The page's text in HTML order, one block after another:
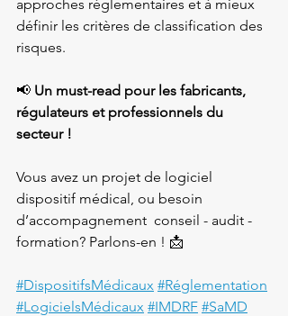
approches réglementaires et à mieux
définir les critères de classification des
risques.
📢 Un must-read pour les fabricants,
régulateurs et professionnels du
secteur !
Vous avez un projet de logiciel
dispositif médical, ou besoin
d’accompagnement  conseil - audit -
formation? Parlons-en ! 📩
#DispositifsMédicaux #Réglementation
#LogicielsMédicaux #IMDRF #SaMD